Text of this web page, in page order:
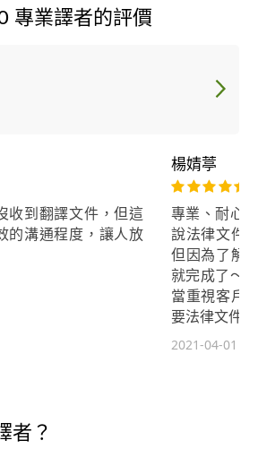
專業譯者的評價
收到翻譯文件，但這
的溝通程度，讓人放
楊婧葶
專業、耐心
說法律文件
但因為了解
就完成了～
當重視客戶
要法律文件
2021-04-01
者？